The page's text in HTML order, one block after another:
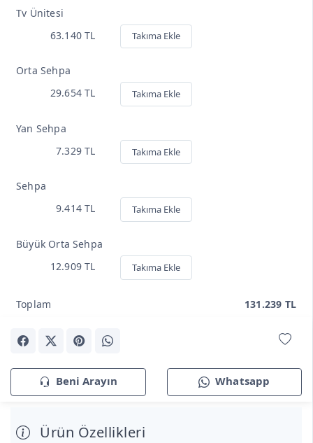
Tv Ünitesi
63.140 TL
Takıma Ekle
Orta Sehpa
29.654 TL
Takıma Ekle
Yan Sehpa
7.329 TL
Takıma Ekle
Sehpa
9.414 TL
Takıma Ekle
Büyük Orta Sehpa
12.909 TL
Takıma Ekle
Toplam 131.239 TL
Beni Arayın Whatsapp
Ürün Özellikleri